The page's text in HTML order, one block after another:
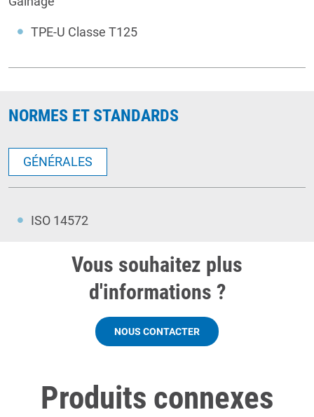
TPE-U Classe T125
NORMES ET STANDARDS
GÉNÉRALES
ISO 14572
Vous souhaitez plus
d'informations ?
NOUS CONTACTER
Produits connexes